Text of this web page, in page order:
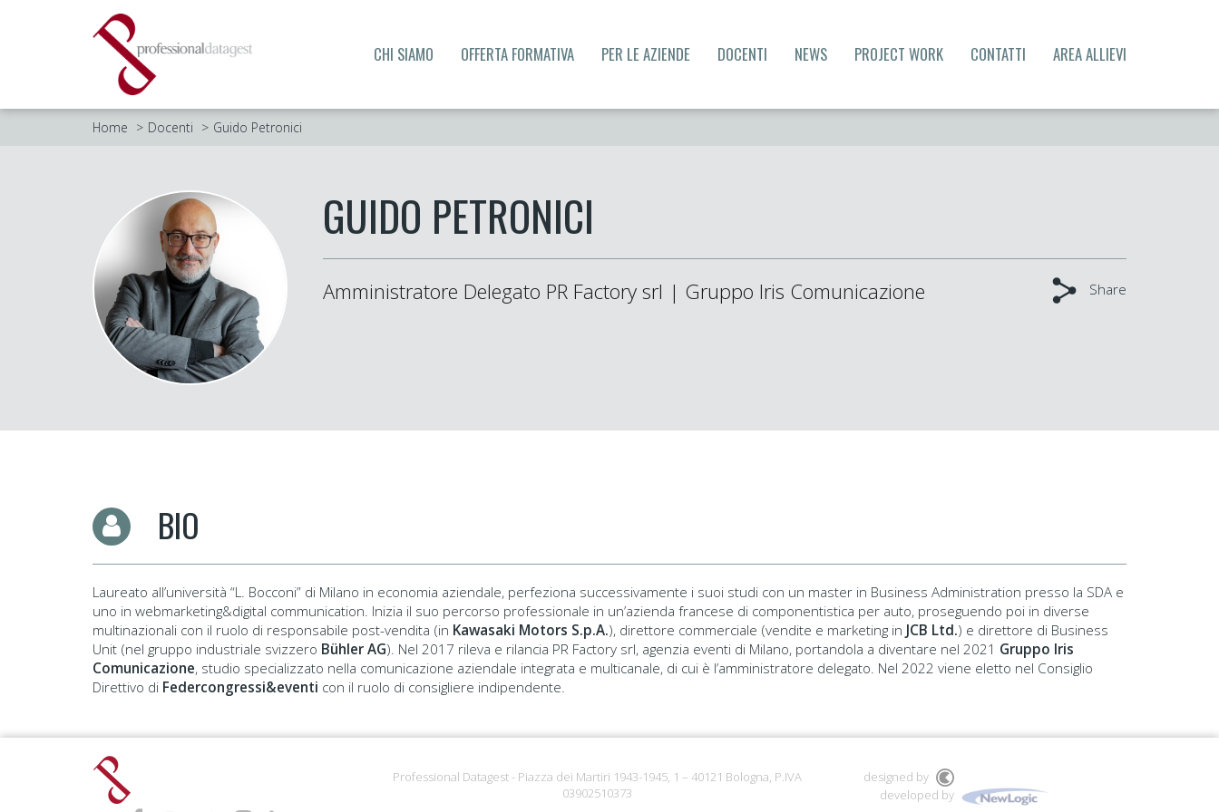
CHI SIAMO OFFERTA FORMATIVA PER LE AZIENDE DOCENTI NEWS PROJECT WORK CONTATTI AREA ALLIEVI
Home Docenti Guido Petronici
GUIDO PETRONICI
Amministratore Delegato PR Factory srl | Gruppo Iris Comunicazione Share
BIO
Laureato all’università “L. Bocconi” di Milano in economia aziendale, perfeziona successivamente i suoi studi con un master in Business Administration presso la SDA e
uno in webmarketing&digital communication. Inizia il suo percorso professionale in un’azienda francese di componentistica per auto, proseguendo poi in diverse
multinazionali con il ruolo di responsabile post-vendita (in Kawasaki Motors S.p.A.), direttore commerciale (vendite e marketing in JCB Ltd.) e direttore di Business
Unit (nel gruppo industriale svizzero Bühler AG). Nel 2017 rileva e rilancia PR Factory srl, agenzia eventi di Milano, portandola a diventare nel 2021 Gruppo Iris
Comunicazione, studio specializzato nella comunicazione aziendale integrata e multicanale, di cui è l’amministratore delegato. Nel 2022 viene eletto nel Consiglio
Direttivo di Federcongressi&eventi con il ruolo di consigliere indipendente.
Professional Datagest - Piazza dei Martiri 1943-1945, 1 – 40121 Bologna, P.IVA
03902510373
designed by
developed by